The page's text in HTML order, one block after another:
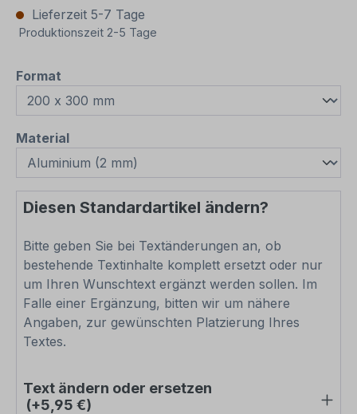
Lieferzeit 5-7 Tage
Produktionszeit 2-5 Tage
Format
Materialauswählen
Diesen Standardartikel ändern?
Bitte geben Sie bei Textänderungen an, ob
bestehende Textinhalte komplett ersetzt oder nur
um Ihren Wunschtext ergänzt werden sollen. Im
Falle einer Ergänzung, bitten wir um nähere
Angaben, zur gewünschten Platzierung Ihres
Textes.
Text ändern oder ersetzen
(+5,95 €)